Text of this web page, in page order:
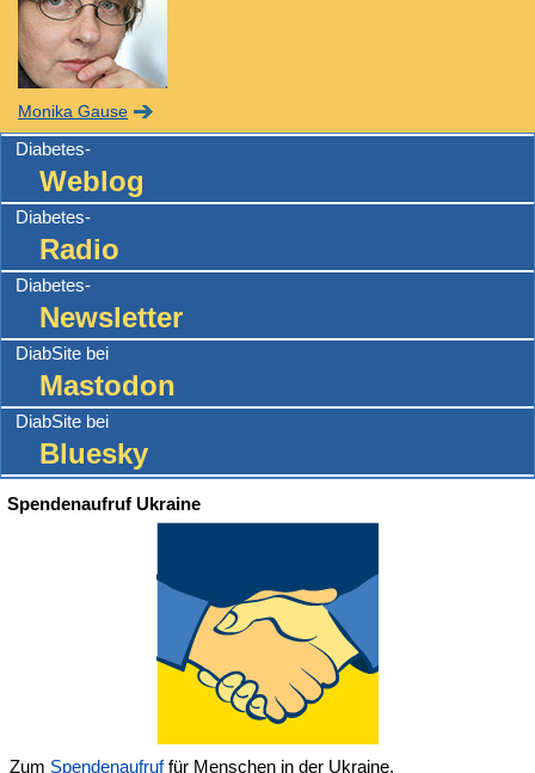
Monika Gause
Diabetes-
Weblog
Diabetes-
Radio
Diabetes-
Newsletter
DiabSite bei
Mastodon
DiabSite bei
Bluesky
Spendenaufruf Ukraine
Zum Spendenaufruffür Menschen in der Ukraine.